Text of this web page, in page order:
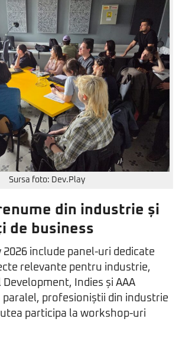
Sursa foto: Dev.Play
din industrie și
de business
2026 include panel-uri dedicate
relevante pentru industrie,
Indies și AAA
paralel, profesioniștii din industrie
participa la workshop-uri